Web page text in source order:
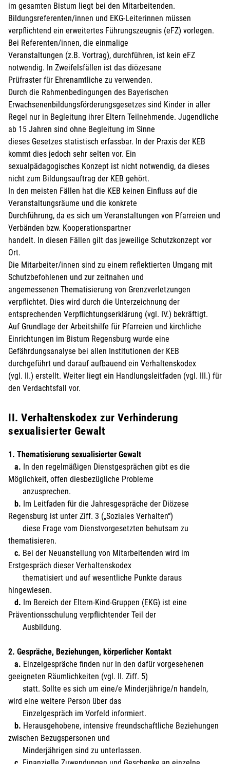
im gesamten Bistum liegt bei den Mitarbeitenden.
Bildungsreferenten/innen und EKG-Leiterinnen müssen
verpflichtend ein erweitertes Führungszeugnis (eFZ) vorlegen.
Bei Referenten/innen, die einmalige
Veranstaltungen (z.B. Vortrag), durchführen, ist kein eFZ
notwendig. In Zweifelsfällen ist das diözesane
Prüfraster für Ehrenamtliche zu verwenden.
Durch die Rahmenbedingungen des Bayerischen
Erwachsenenbildungsförderungsgesetzes sind Kinder in aller
Regel nur in Begleitung ihrer Eltern Teilnehmende. Jugendliche
ab 15 Jahren sind ohne Begleitung im Sinne
dieses Gesetzes statistisch erfassbar. In der Praxis der KEB
kommt dies jedoch sehr selten vor. Ein
sexualpädagogisches Konzept ist nicht notwendig, da dieses
nicht zum Bildungsauftrag der KEB gehört.
In den meisten Fällen hat die KEB keinen Einfluss auf die
Veranstaltungsräume und die konkrete
Durchführung, da es sich um Veranstaltungen von Pfarreien und
Verbänden bzw. Kooperationspartner
handelt. In diesen Fällen gilt das jeweilige Schutzkonzept vor
Ort.
Die Mitarbeiter/innen sind zu einem reflektierten Umgang mit
Schutzbefohlenen und zur zeitnahen und
angemessenen Thematisierung von Grenzverletzungen
verpflichtet. Dies wird durch die Unterzeichnung der
entsprechenden Verpflichtungserklärung (vgl. IV.) bekräftigt.
Auf Grundlage der Arbeitshilfe für Pfarreien und kirchliche
Einrichtungen im Bistum Regensburg wurde eine
Gefährdungsanalyse bei allen Institutionen der KEB
durchgeführt und darauf aufbauend ein Verhaltenskodex
(vgl. II.) erstellt. Weiter liegt ein Handlungsleitfaden (vgl. III.) für
den Verdachtsfall vor.
II. Verhaltenskodex zur Verhinderung
sexualisierter Gewalt
1. Thematisierung sexualisierter Gewalt
a. In den regelmäßigen Dienstgesprächen gibt es die
Möglichkeit, offen diesbezügliche Probleme
anzusprechen.
b. Im Leitfaden für die Jahresgespräche der Diözese
Regensburg ist unter Ziff. 3 („Soziales Verhalten“)
diese Frage vom Dienstvorgesetzten behutsam zu
thematisieren.
c. Bei der Neuanstellung von Mitarbeitenden wird im
Erstgespräch dieser Verhaltenskodex
thematisiert und auf wesentliche Punkte daraus
hingewiesen.
d. Im Bereich der Eltern-Kind-Gruppen (EKG) ist eine
Präventionsschulung verpflichtender Teil der
Ausbildung.
2. Gespräche, Beziehungen, körperlicher Kontakt
a. Einzelgespräche finden nur in den dafür vorgesehenen
geeigneten Räumlichkeiten (vgl. II. Ziff. 5)
statt. Sollte es sich um eine/e Minderjährige/n handeln,
wird eine weitere Person über das
Einzelgespräch im Vorfeld informiert.
b. Herausgehobene, intensive freundschaftliche Beziehungen
zwischen Bezugspersonen und
Minderjährigen sind zu unterlassen.